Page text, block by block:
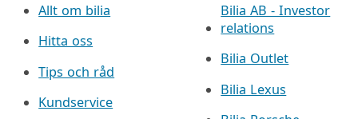
Allt om bilia
Hitta oss
Tips och råd
Kundservice
Bilia AB - Investor
relations
Bilia Outlet
Bilia Lexus